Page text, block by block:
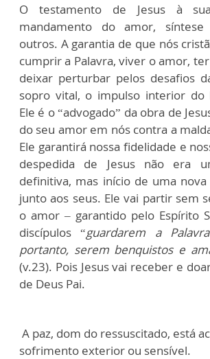
O testamento de Jesus à
mandamento do amor,
outros. A garantia de que nós
cumprir a Palavra, viver o amor,
deixar perturbar pelos desafios
sopro vital, o impulso interior do
Ele é o “advogado” da obra de
do seu amor em nós contra a
Ele garantirá nossa fidelidade e
despedida de Jesus não era
definitiva, mas início de uma
junto aos seus. Ele vai partir sem
o amor – garantido pelo Espírito
discípulos “guardarem a
portanto, serem benquistos e
(v.23). Pois Jesus vai receber e
de Deus Pai.
A paz, dom do ressuscitado, está
sofrimento exterior ou sensível.